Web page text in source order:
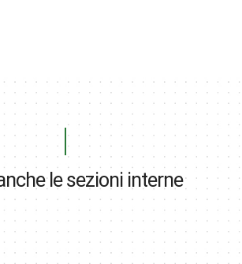
le sezioni interne